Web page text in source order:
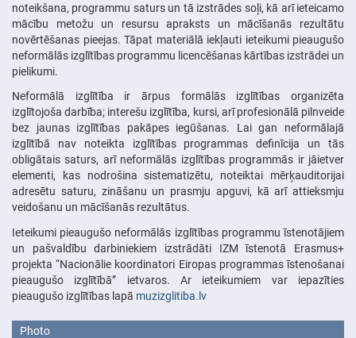
noteikšana, programmu saturs un tā izstrādes soļi, kā arī ieteicamo
mācību metožu un resursu apraksts un mācīšanās rezultātu
novērtēšanas pieejas. Tāpat materiālā iekļauti ieteikumi pieaugušo
neformālās izglītības programmu licencēšanas kārtības izstrādei un
pielikumi.
Neformālā izglītība ir ārpus formālās izglītības organizēta
izglītojoša darbība; interešu izglītība, kursi, arī profesionālā pilnveide
bez jaunas izglītības pakāpes iegūšanas. Lai gan neformālajā
izglītībā nav noteikta izglītības programmas definīcija un tās
obligātais saturs, arī neformālās izglītības programmās ir jāietver
elementi, kas nodrošina sistematizētu, noteiktai mērķauditorijai
adresētu saturu, zināšanu un prasmju apguvi, kā arī attieksmju
veidošanu un mācīšanās rezultātus.
Ieteikumi pieaugušo neformālās izglītības programmu īstenotājiem
un pašvaldību darbiniekiem izstrādāti IZM īstenotā Erasmus+
projekta “Nacionālie koordinatori Eiropas programmas īstenošanai
pieaugušo izglītībā” ietvaros. Ar ieteikumiem var iepazīties
pieaugušo izglītības lapā muzizglitiba.lv
Photo